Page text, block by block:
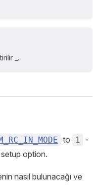
_.
to 1
-
option.
nasıl bulunacağı ve